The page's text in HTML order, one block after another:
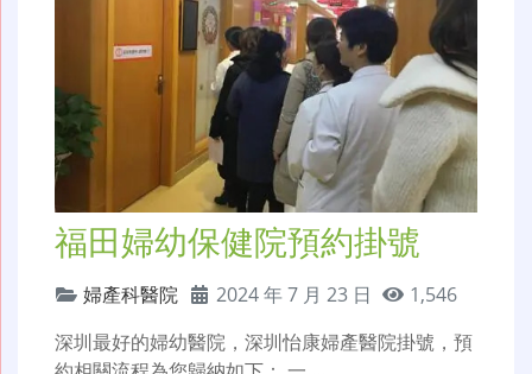
福田婦幼保健院預約掛號
婦產科醫院 2024 年 7 月 23 日
1,546
深圳最好的婦幼醫院，深圳怡康婦產醫院掛號，預